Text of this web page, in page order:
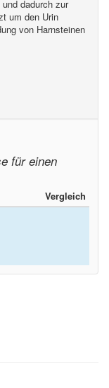
dadurch zur
um den Urin
von Harnsteinen
für einen
Vergleich